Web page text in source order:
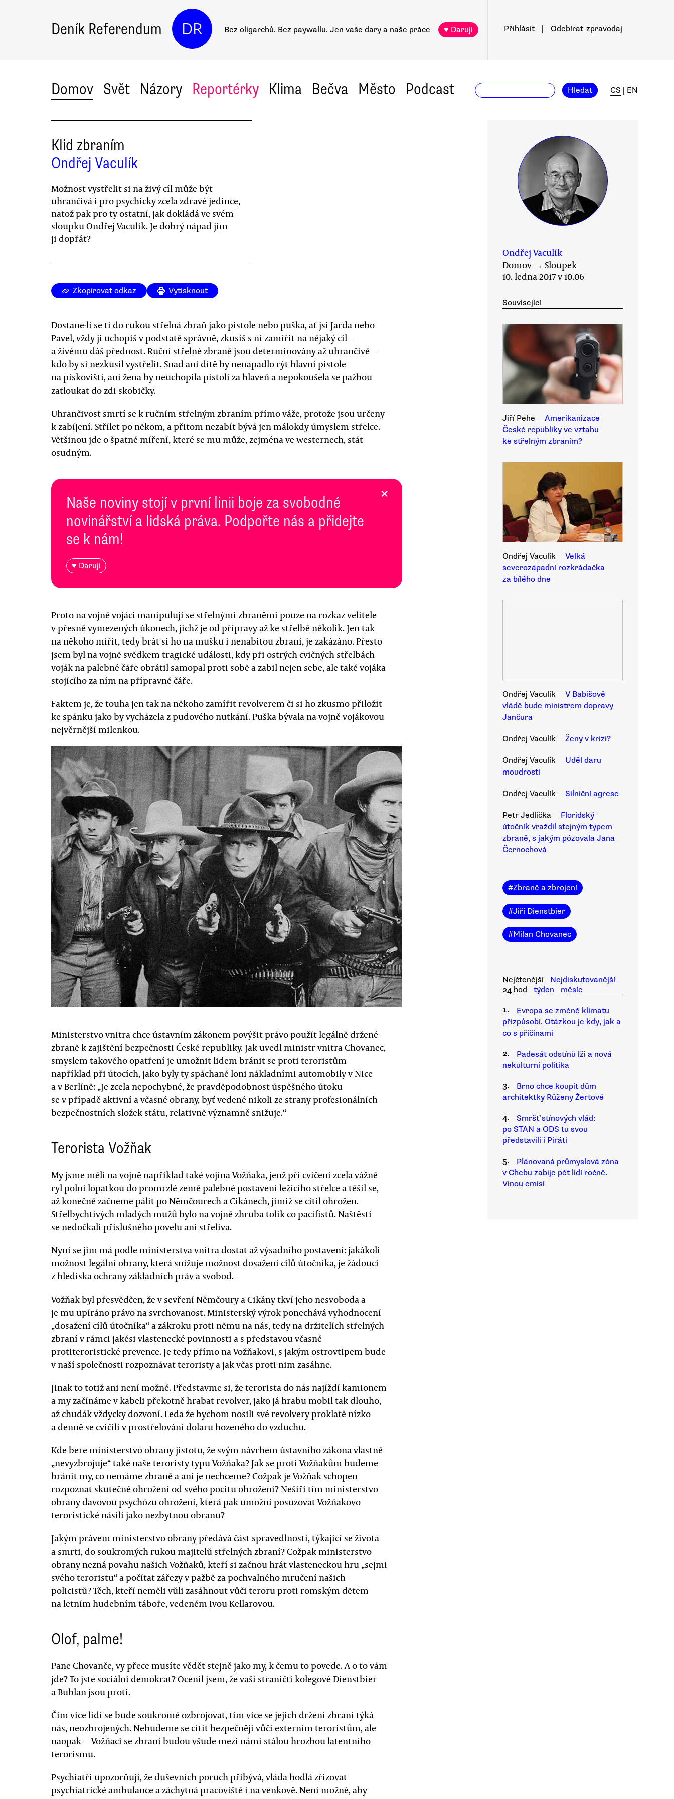
Deník Referendum DR Bez oligarchů. Bez paywallu. Jen vaše dary a naše práce ♥ Daruji Přihlásit Odebírat zpravodaj
Domov Svět Názory Reportérky Klima Bečva Město Podcast Hledat CS EN
Klid zbraním
Ondřej Vaculík
Možnost vystřelit si na živý cíl může být
uhrančivá i pro psychicky zcela zdravé jedince,
natož pak pro ty ostatní, jak dokládá ve svém
sloupku Ondřej Vaculík. Je dobrý nápad jim
ji dopřát?
Zkopírovat odkaz Vytisknout
Dostane-li se ti do rukou střelná zbraň jako pistole nebo puška, ať jsi Jarda nebo
Pavel, vždy ji uchopíš v podstatě správně, zkusíš s ní zamířit na nějaký cíl —
a živému dáš přednost. Ruční střelné zbraně jsou determinovány až uhrančivě —
kdo by si nezkusil vystřelit. Snad ani dítě by nenapadlo rýt hlavní pistole
na pískovišti, ani žena by neuchopila pistoli za hlaveň a nepokoušela se pažbou
zatloukat do zdi skobičky.
Uhrančivost smrtí se k ručním střelným zbraním přímo váže, protože jsou určeny
k zabíjení. Střílet po někom, a přitom nezabít bývá jen málokdy úmyslem střelce.
Většinou jde o špatné míření, které se mu může, zejména ve westernech, stát
osudným.
Naše noviny stojí v první linii boje za svobodné
novinářství a lidská práva. Podpořte nás a přidejte
se k nám!
♥ Daruji
×
Proto na vojně vojáci manipulují se střelnými zbraněmi pouze na rozkaz velitele
v přesně vymezených úkonech, jichž je od přípravy až ke střelbě několik. Jen tak
na někoho mířit, tedy brát si ho na mušku i nenabitou zbraní, je zakázáno. Přesto
jsem byl na vojně svědkem tragické události, kdy při ostrých cvičných střelbách
voják na palebné čáře obrátil samopal proti sobě a zabil nejen sebe, ale také vojáka
stojícího za ním na přípravné čáře.
Faktem je, že touha jen tak na někoho zamířit revolverem či si ho zkusmo přiložit
ke spánku jako by vycházela z pudového nutkání. Puška bývala na vojně vojákovou
nejvěrnější milenkou.
Ministerstvo vnitra chce ústavním zákonem povýšit právo použít legálně držené
zbraně k zajištění bezpečnosti České republiky. Jak uvedl ministr vnitra Chovanec,
smyslem takového opatření je umožnit lidem bránit se proti teroristům
například při útocích, jako byly ty spáchané loni nákladními automobily v Nice
a v Berlíně: „Je zcela nepochybné, že pravděpodobnost úspěšného útoku
se v případě aktivní a včasné obrany, byť vedené nikoli ze strany profesionálních
bezpečnostních složek státu, relativně významně snižuje.“
Terorista Vožňak
My jsme měli na vojně například také vojína Vožňaka, jenž při cvičení zcela vážně
ryl polní lopatkou do promrzlé země palebné postavení ležícího střelce a těšil se,
až konečně začneme pálit po Němčourech a Cikánech, jimiž se cítil ohrožen.
Střelbychtivých mladých mužů bylo na vojně zhruba tolik co pacifistů. Naštěstí
se nedočkali příslušného povelu ani střeliva.
Nyní se jim má podle ministerstva vnitra dostat až výsadního postavení: jakákoli
možnost legální obrany, která snižuje možnost dosažení cílů útočníka, je žádoucí
z hlediska ochrany základních práv a svobod.
Vožňak byl přesvědčen, že v sevření Němčoury a Cikány tkví jeho nesvoboda a
je mu upíráno právo na svrchovanost. Ministerský výrok ponechává vyhodnocení
„dosažení cílů útočníka“ a zákroku proti němu na nás, tedy na držitelích střelných
zbraní v rámci jakési vlastenecké povinnosti a s představou včasné
protiteroristické prevence. Je tedy přímo na Vožňakovi, s jakým ostrovtipem bude
v naší společnosti rozpoznávat teroristy a jak včas proti nim zasáhne.
Jinak to totiž ani není možné. Představme si, že terorista do nás najíždí kamionem
a my začínáme v kabeli překotně hrabat revolver, jako já hrabu mobil tak dlouho,
až chudák vždycky dozvoní. Leda že bychom nosili své revolvery proklatě nízko
a denně se cvičili v prostřelování dolaru hozeného do vzduchu.
Kde bere ministerstvo obrany jistotu, že svým návrhem ústavního zákona vlastně
„nevyzbrojuje“ také naše teroristy typu Vožňaka? Jak se proti Vožňakům budeme
bránit my, co nemáme zbraně a ani je nechceme? Cožpak je Vožňak schopen
rozpoznat skutečné ohrožení od svého pocitu ohrožení? Nešíří tím ministerstvo
obrany davovou psychózu ohrožení, která pak umožní posuzovat Vožňakovo
teroristické násilí jako nezbytnou obranu?
Jakým právem ministerstvo obrany předává část spravedlnosti, týkající se života
a smrti, do soukromých rukou majitelů střelných zbraní? Cožpak ministerstvo
obrany nezná povahu našich Vožňaků, kteří si začnou hrát vlasteneckou hru „sejmi
svého teroristu“ a počítat zářezy v pažbě za pochvalného mručení našich
policistů? Těch, kteří neměli vůli zasáhnout vůči teroru proti romským dětem
na letním hudebním táboře, vedeném Ivou Kellarovou.
Olof, palme!
Pane Chovanče, vy přece musíte vědět stejně jako my, k čemu to povede. A o to vám
jde? To jste sociální demokrat? Ocenil jsem, že vaši straničtí kolegové Dienstbier
a Bublan jsou proti.
Čím více lidí se bude soukromě ozbrojovat, tím více se jejich držení zbraní týká
nás, neozbrojených. Nebudeme se cítit bezpečněji vůči externím teroristům, ale
naopak — Vožňaci se zbraní budou všude mezi námi stálou hrozbou latentního
terorismu.
Psychiatři upozorňují, že duševních poruch přibývá, vláda hodlá zřizovat
psychiatrické ambulance a záchytná pracoviště i na venkově. Není možné, aby
Ondřej Vaculík
Domov → Sloupek
10. ledna 2017 v 10.06
Související
Jiří Pehe
Amerikanizace
České republiky ve vztahu
ke střelným zbraním?
Ondřej Vaculík
Velká
severozápadní rozkrádačka
za bílého dne
Ondřej Vaculík
V Babišově
vládě bude ministrem dopravy
Jančura
Ondřej Vaculík Ženy v krizi?
Ondřej Vaculík
Uděl daru
moudrosti
Ondřej Vaculík Silniční agrese
Petr Jedlička
Floridský
útočník vraždil stejným typem
zbraně, s jakým pózovala Jana
Černochová
#Zbraně a zbrojení
#Jiří Dienstbier
#Milan Chovanec
Nejčtenější
Nejdiskutovanější
24 hod
týden
měsíc
1.
Evropa se změně klimatu
přizpůsobí. Otázkou je kdy, jak a
co s příčinami
2.
Padesát odstínů lži a nová
nekulturní politika
3.
Brno chce koupit dům
architektky Růženy Žertové
4.
Smršť stínových vlád:
po STAN a ODS tu svou
představili i Piráti
5.
Plánovaná průmyslová zóna
v Chebu zabije pět lidí ročně.
Vinou emisí